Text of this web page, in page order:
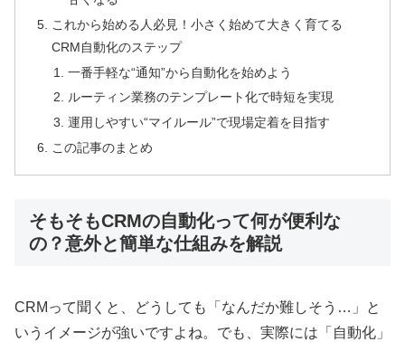
これから始める人必見！小さく始めて大きく育てる
CRM自動化のステップ
一番手軽な“通知”から自動化を始めよう
ルーティン業務のテンプレート化で時短を実現
運用しやすい“マイルール”で現場定着を目指す
この記事のまとめ
そもそもCRMの自動化って何が便利な
の？意外と簡単な仕組みを解説
CRMって聞くと、どうしても「なんだか難しそう…」と
いうイメージが強いですよね。でも、実際には「自動化」